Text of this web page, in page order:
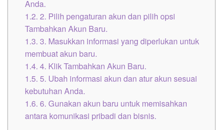
Anda.
1.2. 2. Pilih pengaturan akun dan pilih opsi
Tambahkan Akun Baru.
1.3. 3. Masukkan informasi yang diperlukan untuk
membuat akun baru.
1.4. 4. Klik Tambahkan Akun Baru.
1.5. 5. Ubah informasi akun dan atur akun sesuai
kebutuhan Anda.
1.6. 6. Gunakan akun baru untuk memisahkan
antara komunikasi pribadi dan bisnis.